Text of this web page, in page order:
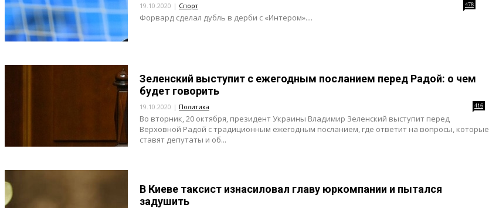
19.10.2020 | Спорт 478
Форвард сделал дубль в дерби с «Интером»....
Зеленский выступит с ежегодным посланием перед Радой: о чем
будет говорить
19.10.2020 | Политика 416
Во вторник, 20 октября, президент Украины Владимир Зеленский выступит перед
Верховной Радой с традиционным ежегодным посланием, где ответит на вопросы, которые
ставят депутаты и об...
В Киеве таксист изнасиловал главу юркомпании и пытался
задушить